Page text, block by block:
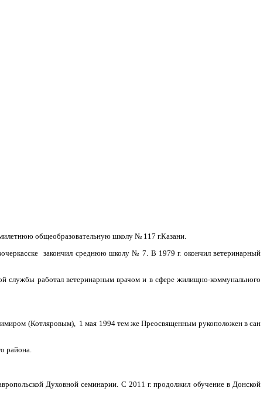
общеобразовательную школу № 117 г.Казани.
закончил среднюю школу № 7. В 1979 г. окончил ветеринарный
службы работал ветеринарным врачом и в сфере жилищно-коммунального
(Котляровым), 1 мая 1994 тем же Преосвященным рукоположен в сан
района.
Духовной семинарии. С 2011 г. продолжил обучение в Донской